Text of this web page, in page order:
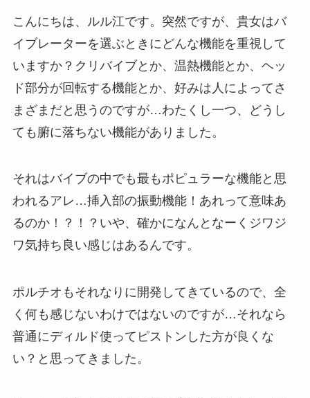
こんにちは、ルル江です。突然ですが、貴女はバ
イブレーターを選ぶときにどんな機能を重視して
いますか？クリバイブとか、温熱機能とか、ヘッ
ド部分が回転する機能とか、好みは人によってさ
まざまだと思うのですが…わたくし一つ、どうし
ても腑に落ちない機能がありました。
それはバイブの中でも最もポピュラーな機能と思
われるアレ…挿入部の振動機能！あれって意味あ
るのか！？！？いや、確かになんとなーくジワジ
ワ気持ち良い感じはあるんです。
ポルチオもそれなりに開発してきているので、全
く何も感じないわけではないのですが…それなら
普通にディルド使ってピストンした方が良くな
い？と思ってきました。